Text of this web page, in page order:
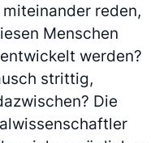
reden,
Menschen
werden?
strittig,
Die